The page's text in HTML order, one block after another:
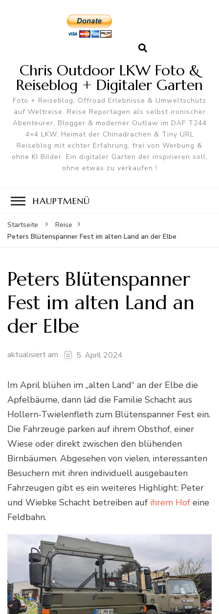
Chris Outdoor LKW Foto &
Reiseblog + Digitaler Garten
Foto + Reiseblog, Offroad Erlebnisse & Umweltschutz
auf Weltreise. Reise Reportagen als selbst ironischer
Abenteurer, Blogger & moderner Outlaw im DAF T244
4×4 LKW. Heimat der Chinadrachen & Tiny URL
Reiseblog mit echter Erfahrung, frei von Werbung &
ohne KI Bilder. Ein digitaler Garten der inspirieren soll,
ohne etwas zu verkaufen !
HAUPTMENÜ
Startseite
Reise
Peters Blütenspanner Fest im alten Land an der Elbe
Peters Blütenspanner
Fest im alten Land an
der Elbe
aktualisiert am 5. April 2024
Im April blühen im „alten Land“ an der Elbe die
Apfelbäume, dann läd die Familie Schacht aus
Hollern-Twielenfleth zum Blütenspanner Fest ein.
Die Fahrzeuge parken auf ihrem Obsthof, einer
Wiese oder direkt zwischen den blühenden
Birnbäumen. Abgesehen von vielen, interessanten
Besuchern mit ihren individuell ausgebauten
Fahrzeugen gibt es ein weiteres Highlight: Peter
und Wiebke Schacht betreiben auf ihrem Hof eine
Feldbahn.